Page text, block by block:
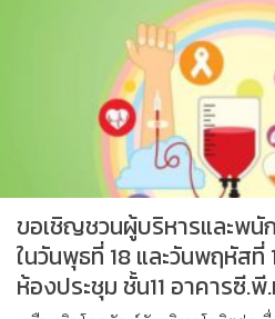
ขอเชิญชวนผู้บริหารและพนั
ในวันพุธที่ 18 และวันพฤหัส
ห้องประชุม ชั้น11 อาคารซี.พี